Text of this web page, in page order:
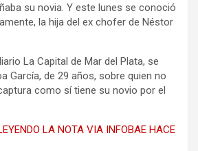
su novia. Y este lunes se conoció
la hija del ex chofer de Néstor
La Capital de Mar del Plata, se
García, de 29 años, sobre quien no
como sí tiene su novio por el
LA NOTA VIA INFOBAE HACE